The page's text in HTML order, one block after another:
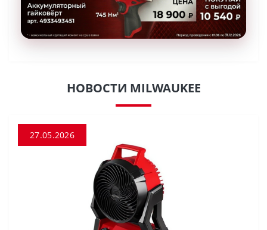
НОВОСТИ MILWAUKEE
27.05.2026